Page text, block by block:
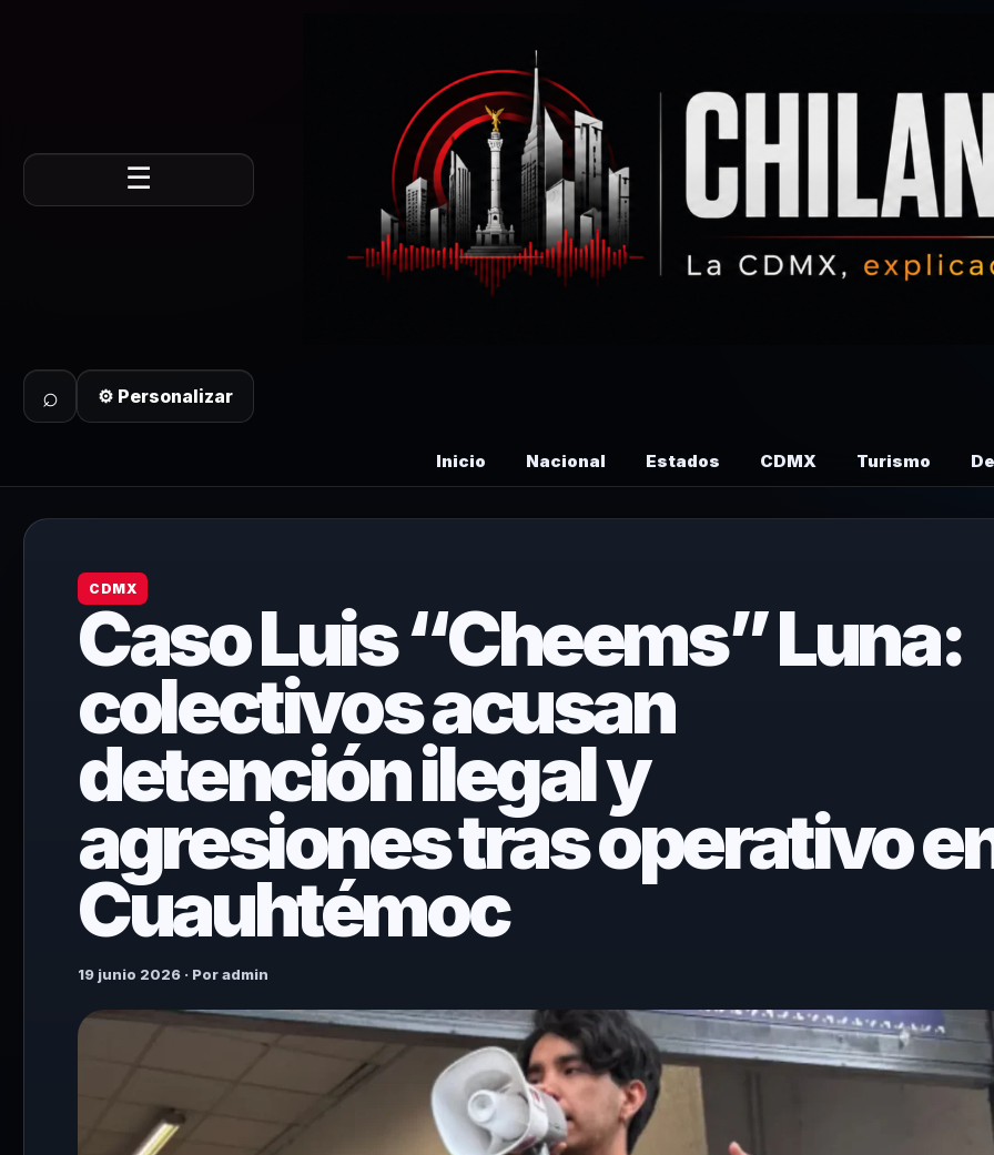
☰
⌕ ⚙ Personalizar
Inicio Nacional Estados CDMX Turismo
CDMX
Caso Luis “Cheems” Luna:
colectivos acusan
detención ilegal y
agresiones tras operativo
Cuauhtémoc
19 junio 2026 · Por admin